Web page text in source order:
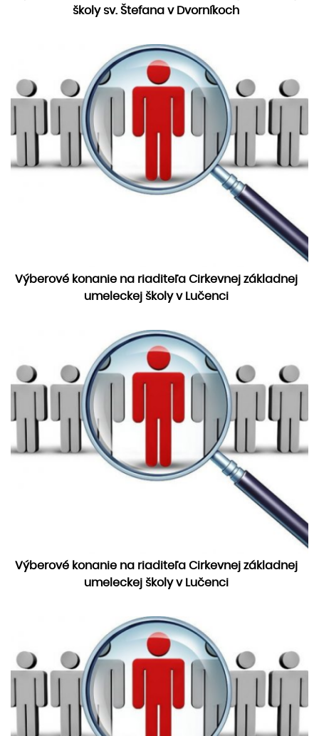
školy sv. Štefana v Dvorníkoch
Výberové konanie na riaditeľa Cirkevnej základnej
umeleckej školy v Lučenci
Výberové konanie na riaditeľa Cirkevnej základnej
umeleckej školy v Lučenci